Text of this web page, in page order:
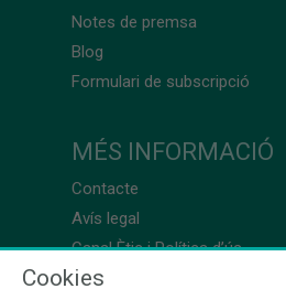
Notes de premsa
Blog
Formulari de subscripció
MÉS INFORMACIÓ
Contacte
Avís legal
Canal Ètic i Política d’ús
Cookies